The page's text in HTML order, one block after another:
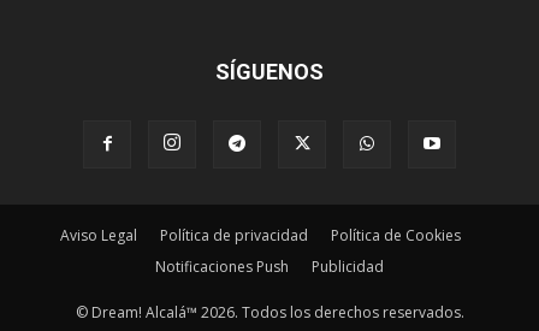
SÍGUENOS
Aviso Legal Política de privacidad
Política de Cookies
Notificaciones Push
Publicidad
© Dream! Alcalá™ 2026. Todos los derechos reservados.